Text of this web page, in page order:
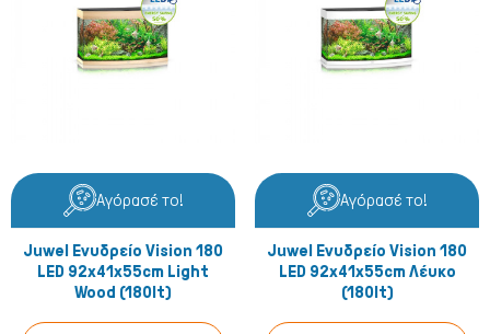
Αγόρασέ το!
Juwel Ενυδρείο Vision 180
LED 92x41x55cm Light
Wood (180lt)
Αγόρασέ το!
Juwel Ενυδρείο Vision 180
LED 92x41x55cm Λέυκο
(180lt)